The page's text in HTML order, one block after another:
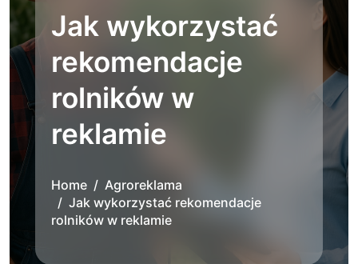
Jak wykorzystać
rekomendacje
rolników w
reklamie
Home
Agroreklama
Jak wykorzystać rekomendacje
rolników w reklamie